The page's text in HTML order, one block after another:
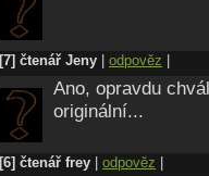
[7] čtenář Jeny odpověz
Ano, opravdu
originální...
[6] čtenář frey odpověz